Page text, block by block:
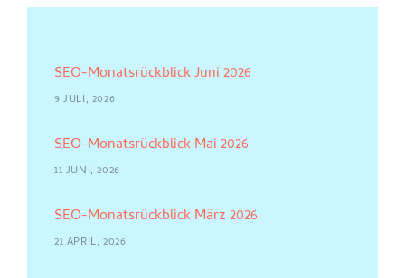
SEO-Monatsrückblick Juni 2026
9 JULI, 2026
SEO-Monatsrückblick Mai 2026
11 JUNI, 2026
SEO-Monatsrückblick März 2026
21 APRIL, 2026